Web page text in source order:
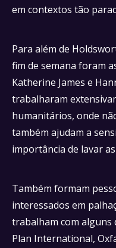
em contextos tão
Para além de
fim de semana foram
Katherine James e
trabalharam
humanitários, onde
também ajudam a
importância de lavar
Também formam
interessados em
trabalham com alguns
Plan International,